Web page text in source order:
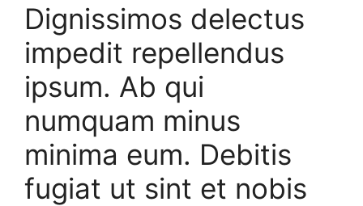
Dignissimos delectus
impedit repellendus
ipsum. Ab qui
numquam minus
minima eum. Debitis
fugiat ut sint et nobis